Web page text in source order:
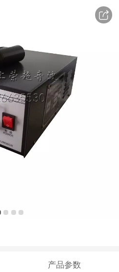
产品参数